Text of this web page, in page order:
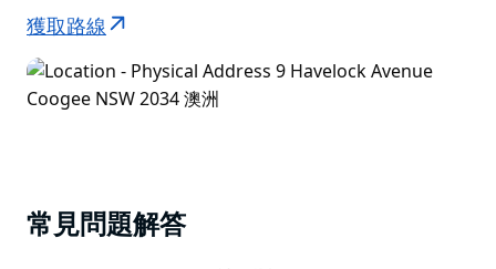
獲取路線
常見問題解答